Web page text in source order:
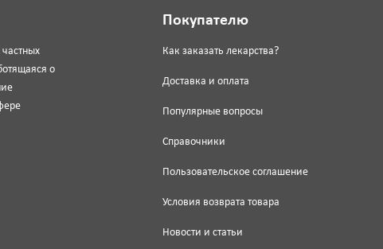
о
Покупателю
Как заказать лекарства?
Доставка и оплата
Популярные вопросы
Справочники
Пользовательское соглашение
Условия возврата товара
Новости и статьи